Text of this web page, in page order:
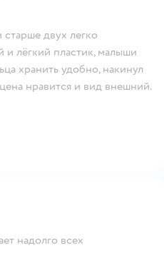
двух легко
лёгкий пластик, малыши
хранить удобно, накинул
нравится и вид внешний.
надолго всех